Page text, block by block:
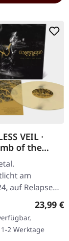
VEIL ·
of the
am
auf Relapse
Translucent Gold
Veil
mit "Every Limb
eine…
23,99 €
2 Werktage